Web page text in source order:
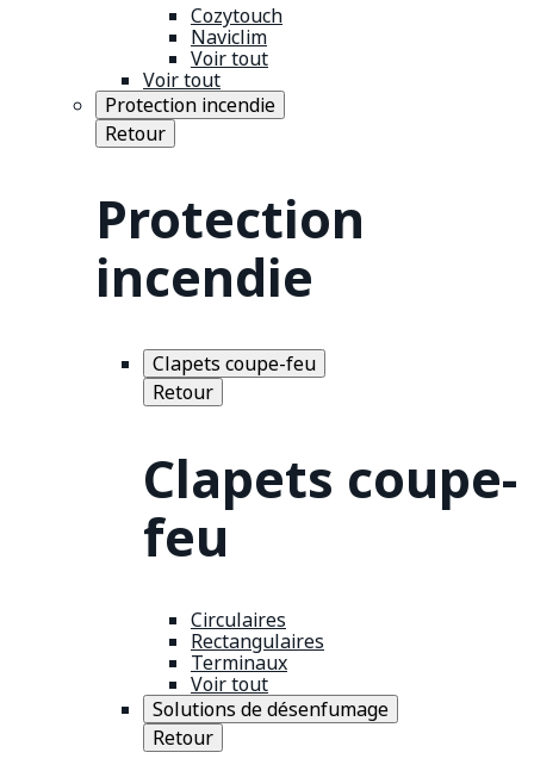
Cozytouch
Naviclim
Voir tout
Voir tout
Protection incendie
Retour
Protection
incendie
Clapets coupe-feu
Retour
Clapets coupe-
feu
Circulaires
Rectangulaires
Terminaux
Voir tout
Solutions de désenfumage
Retour